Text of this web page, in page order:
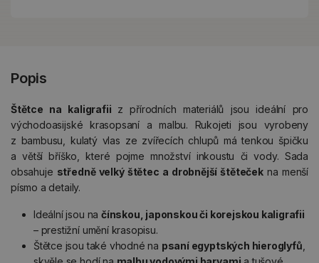
Popis
Štětce na kaligrafii z přírodních materiálů jsou ideální pro
východoasijské krasopsaní a malbu. Rukojeti jsou vyrobeny
z bambusu, kulatý vlas ze zvířecích chlupů má tenkou špičku
a větší bříško, které pojme množství inkoustu či vody. Sada
obsahuje středně velký štětec a drobnější štětečekna menší
písmo a detaily.
Ideální jsou na čínskou, japonskou či korejskou kaligrafii
– prestižní umění krasopisu.
Štětce jsou také vhodné na psaní egyptských hieroglyfů